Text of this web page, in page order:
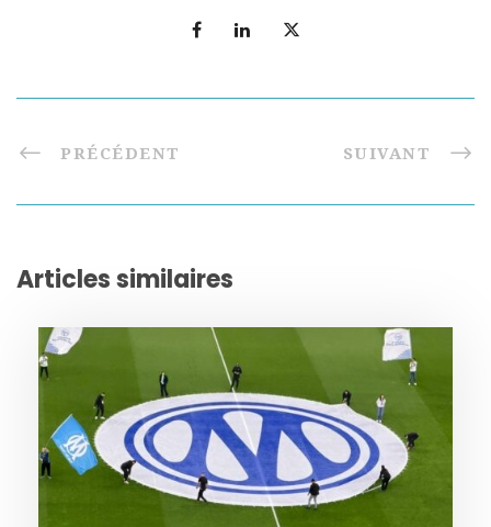
PRÉCÉDENT SUIVANT
Articles similaires